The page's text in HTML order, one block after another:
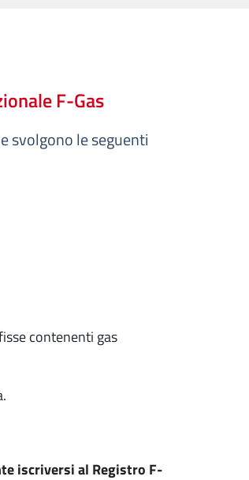
F-Gas
svolgono le seguenti
contenenti gas
iscriversi al Registro F-